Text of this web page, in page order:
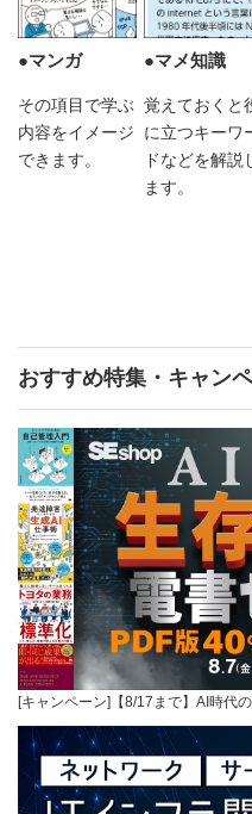
●マンガ
その項目で学ぶ
内容をイメージ
できます。
●マメ知識
覚えておくと
に立つキーワ
ドなどを解説
ます。
おすすめ特集・キャン
[キャンペーン]【8/17まで】AI時代